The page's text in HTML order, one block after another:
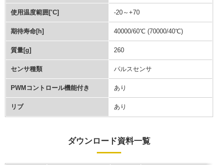
使用温度範囲[˚C] -20～+70
期待寿命[h] 40000/60℃ (70000/40℃)
質量[g] 260
センサ種類 パルスセンサ
PWMコントロール機能付き あり
リブ あり
ダウンロード資料一覧